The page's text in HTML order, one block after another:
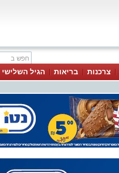
צרכנות בריאות הגיל השלישי